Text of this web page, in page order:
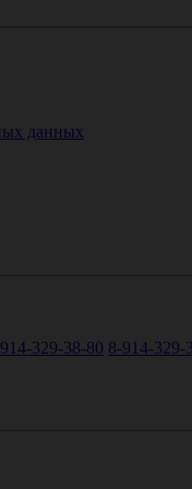
данных
329-38-80 8-914-329-